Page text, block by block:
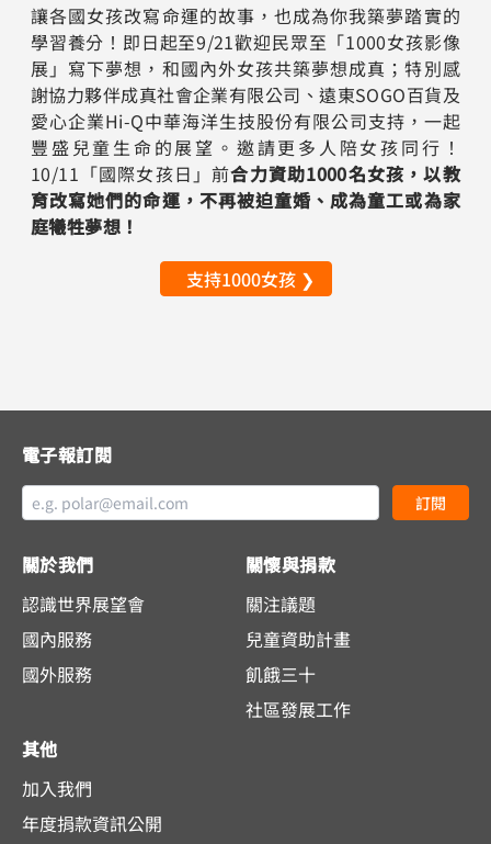
讓各國女孩改寫命運的故事，也成為你我築夢踏實的
學習養分！即日起至9/21歡迎民眾至「1000女孩影像
展」寫下夢想，和國內外女孩共築夢想成真；特別感
謝協力夥伴成真社會企業有限公司、遠東SOGO百貨及
愛心企業Hi-Q中華海洋生技股份有限公司支持，一起
豐盛兒童生命的展望。邀請更多人陪女孩同行！
10/11「國際女孩日」前合力資助1000名女孩，以教
育改寫她們的命運，不再被迫童婚、成為童工或為家
庭犧牲夢想！
支持1000女孩 ❯
電子報訂閱
訂閱
關於我們
認識世界展望會
國內服務
國外服務
關懷與捐款
關注議題
兒童資助計畫
飢餓三十
社區發展工作
其他
加入我們
年度捐款資訊公開